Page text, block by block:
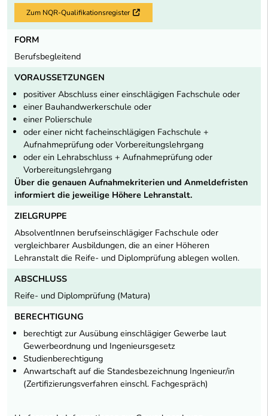
Zum NQR-Qualifikationsregister Externer Link
FORM
Berufsbegleitend
VORAUSSETZUNGEN
positiver Abschluss einer einschlägigen Fachschule oder
einer Bauhandwerkerschule oder
einer Polierschule
oder einer nicht facheinschlägigen Fachschule +
Aufnahmeprüfung oder Vorbereitungslehrgang
oder ein Lehrabschluss + Aufnahmeprüfung oder
Vorbereitungslehrgang
Über die genauen Aufnahmekriterien und Anmeldefristen
informiert die jeweilige Höhere Lehranstalt.
ZIELGRUPPE
AbsolventInnen berufseinschlägiger Fachschule oder
vergleichbarer Ausbildungen, die an einer Höheren
Lehranstalt die Reife- und Diplomprüfung ablegen wollen.
ABSCHLUSS
Reife- und Diplomprüfung (Matura)
BERECHTIGUNG
berechtigt zur Ausübung einschlägiger Gewerbe laut
Gewerbeordnung und Ingenieursgesetz
Studienberechtigung
Anwartschaft auf die Standesbezeichnung Ingenieur/in
(Zertifizierungsverfahren einschl. Fachgespräch)